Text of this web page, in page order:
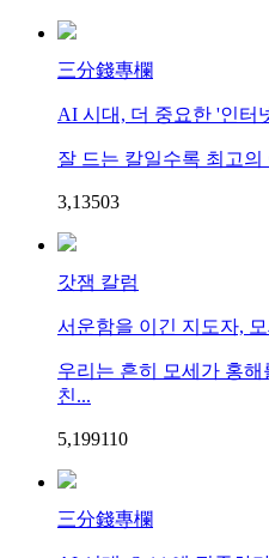
三分錢專欄
AI 시대, 더 중요한 '인터
잘 드는 칼일수록 최고
3,13503
갓잼 칼럼
서운함을 이긴 지도자, 모
우리는 흔히 모세가 홍해
친...
5,199110
三分錢專欄